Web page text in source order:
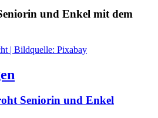
und Enkel mit dem
Seniorin und Enkel